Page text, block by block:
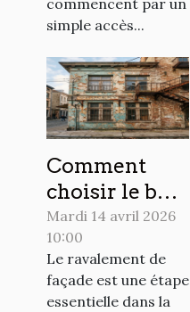
commencent par un
simple accès...
Comment
choisir le bon
moment pour
le ravalement
de votre
façade ?
Mardi 14 avril 2026
10:00
Le ravalement de
façade est une étape
essentielle dans la